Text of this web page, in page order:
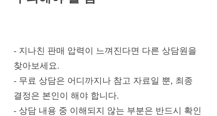
- 지나친 판매 압력이 느껴진다면 다른 상담원을
찾아보세요.
- 무료 상담은 어디까지나 참고 자료일 뿐, 최종
결정은 본인이 해야 합니다.
- 상담 내용 중 이해되지 않는 부분은 반드시 확인